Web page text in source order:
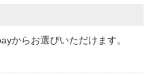
からお選びいただけます。